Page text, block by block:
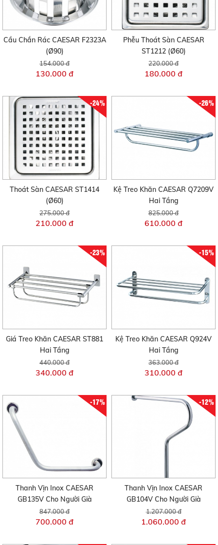
Cầu Chắn Rác CAESAR F2323A
(Ø90)
154.000 đ
130.000 đ
Phễu Thoát Sàn CAESAR
ST1212 (Ø60)
220.000 đ
180.000 đ
-24%
Thoát Sàn CAESAR ST1414
(Ø60)
275.000 đ
210.000 đ
-26%
Kệ Treo Khăn CAESAR Q7209V
Hai Tầng
825.000 đ
610.000 đ
-23%
Giá Treo Khăn CAESAR ST881
Hai Tầng
440.000 đ
340.000 đ
-15%
Kệ Treo Khăn CAESAR Q924V
Hai Tầng
363.000 đ
310.000 đ
-17%
Thanh Vịn Inox CAESAR
GB135V Cho Người Già
847.000 đ
700.000 đ
-12%
Thanh Vịn Inox CAESAR
GB104V Cho Người Già
1.207.000 đ
1.060.000 đ